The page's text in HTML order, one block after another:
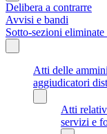
Delibera a contrarre
Avvisi e bandi
Sotto-sezioni
Atti delle
aggiudicatori
Atti
servizi e